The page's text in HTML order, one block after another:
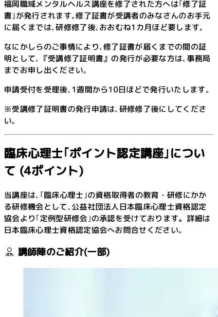
福岡職域メンタルヘルス講座を修了された方へは｢修了証
書｣が発行されます｡修了証書が受講者のみなさんのお手元
に届くまでは､研修修了後､おおむね1カ月ほど要します｡
なにかしらのご事情により､修了証書が届くまでの間の証
明として､『受講修了証明書』の発行が必要な方は､事務局
までお申し出ください｡
申請受付を受理後､1週間から10日ほどで発行いたします｡
※受講修了証明書の発行申請は､研修修了後にしてくださ
い｡
臨床心理士｢ポイント認定講座｣につい
て (4ポイント)
当講座は､｢臨床心理士｣の資格取得者の教育・研修にかか
る研修機会として､公益社団法人日本臨床心理士資格認定
協会より｢定例型研修会｣の承認を受けております。詳細は
日本臨床心理士資格認定協会へお問合せください｡
講師陣のご紹介(一部)